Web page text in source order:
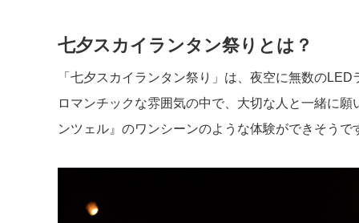
七夕スカイランタン祭りとは？
「七夕スカイランタン祭り」は、夜空に無数の
ロマンチックな雰囲気の中で、大切な人と一緒に
ンツェル』のワンシーンのような体験ができそうで